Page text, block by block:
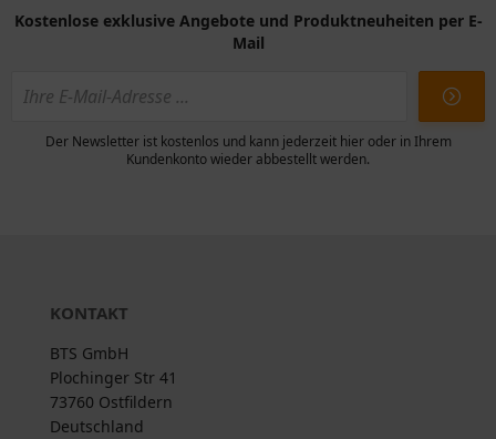
Kostenlose exklusive Angebote und Produktneuheiten per E-
Mail
Der Newsletter ist kostenlos und kann jederzeit hier oder in Ihrem
Kundenkonto wieder abbestellt werden.
KONTAKT
BTS GmbH
Plochinger Str 41
73760 Ostfildern
Deutschland